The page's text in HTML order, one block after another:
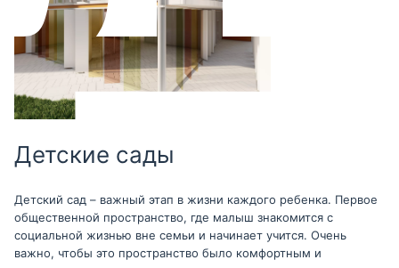
Детские сады
Детский сад – важный этап в жизни каждого ребенка. Первое
общественной пространство, где малыш знакомится с
социальной жизнью вне семьи и начинает учится. Очень
важно, чтобы это пространство было комфортным и